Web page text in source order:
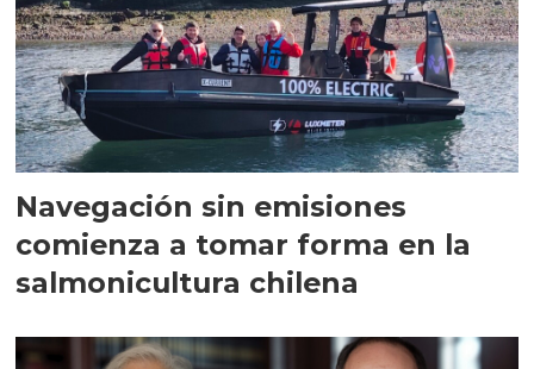
Navegación sin emisiones
comienza a tomar forma en la
salmonicultura chilena